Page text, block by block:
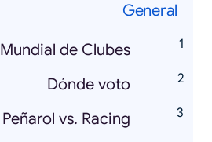
General
Mundial de Clubes
Dónde voto
Peñarol vs. Racing